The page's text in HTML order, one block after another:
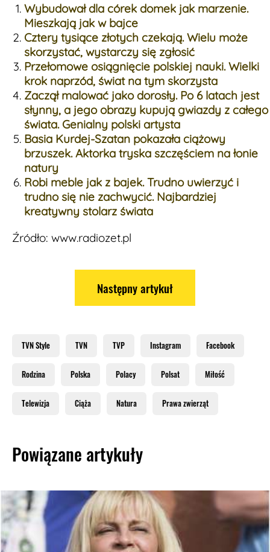
Wybudował dla córek domek jak marzenie.
Mieszkają jak w bajce
Cztery tysiące złotych czekają. Wielu może
skorzystać, wystarczy się zgłosić
Przełomowe osiągnięcie polskiej nauki. Wielki
krok naprzód, świat na tym skorzysta
Zaczął malować jako dorosły. Po 6 latach jest
słynny, a jego obrazy kupują gwiazdy z całego
świata. Genialny polski artysta
Basia Kurdej-Szatan pokazała ciążowy
brzuszek. Aktorka tryska szczęściem na łonie
natury
Robi meble jak z bajek. Trudno uwierzyć i
trudno się nie zachwycić. Najbardziej
kreatywny stolarz świata
Źródło: www.radiozet.pl
Następny artykuł
TVN Style TVN TVP Instagram Facebook
Rodzina Polska Polacy Polsat Miłość
Telewizja Ciąża Natura Prawa zwierząt
Powiązane artykuły